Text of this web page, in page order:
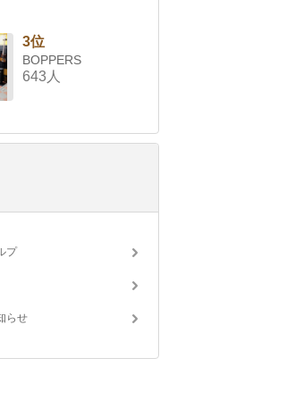
3位
BOPPERS
643人
プ
らせ